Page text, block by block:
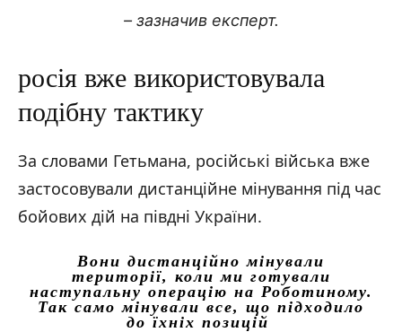
– зазначив експерт.
росія вже використовувала
подібну тактику
За словами Гетьмана, російські війська вже
застосовували дистанційне мінування під час
бойових дій на півдні України.
Вони дистанційно мінували
території, коли ми готували
наступальну операцію на Роботиному.
Так само мінували все, що підходило
до їхніх позицій